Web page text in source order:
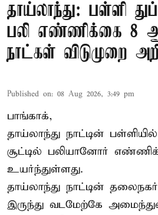
தாய்லாந்து: பள்ளி
பலி எண்ணிக்கை 8
நாட்கள் விடுமுறை
Published on: 08 Aug 2026, 3:49 pm
பாங்காக்,
தாய்லாந்து நாட்டின்
சூட்டில் பலியானோர்
உயர்ந்துள்ளது.
தாய்லாந்து நாட்டின்
இருந்து வடமேற்கே